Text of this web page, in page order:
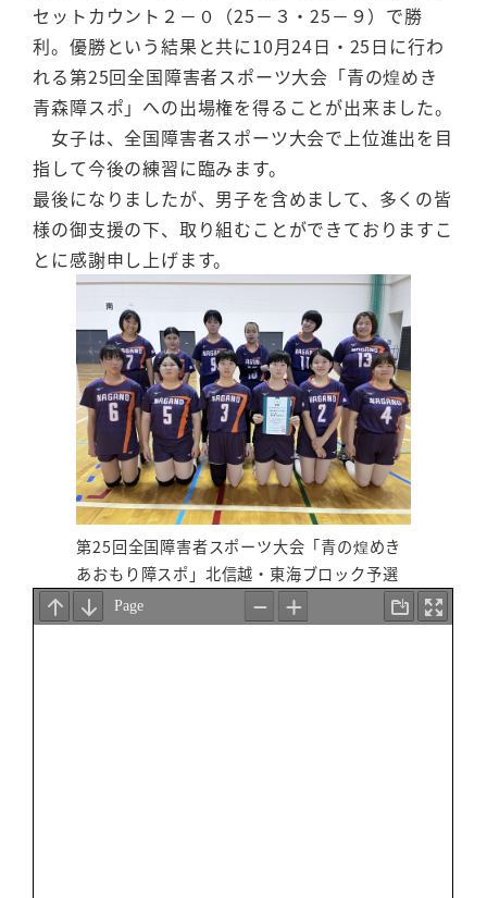
セットカウント２－０（25－３・25－９）で勝
利。優勝という結果と共に10月24日・25日に行わ
れる第25回全国障害者スポーツ大会「青の煌めき
青森障スポ」への出場権を得ることが出来ました。
女子は、全国障害者スポーツ大会で上位進出を目
指して今後の練習に臨みます。
最後になりましたが、男子を含めまして、多くの皆
様の御支援の下、取り組むことができておりますこ
とに感謝申し上げます。
第25回全国障害者スポーツ大会「青の煌めき
あおもり障スポ」北信越・東海ブロック予選